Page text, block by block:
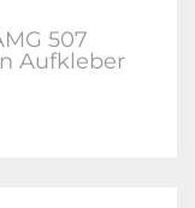
507
Aufkleber